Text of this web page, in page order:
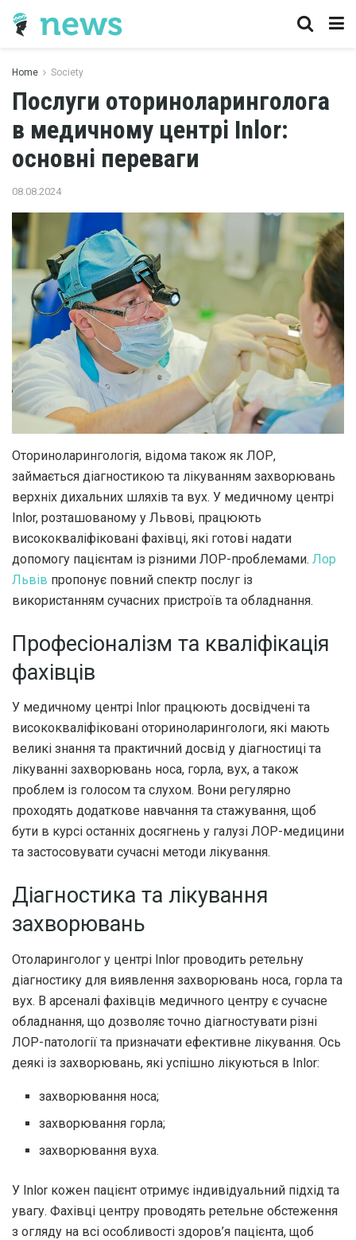
Home Society
Послуги оториноларинголога
в медичному центрі Inlor:
основні переваги
08.08.2024
Оториноларингологія, відома також як ЛОР,
займається діагностикою та лікуванням захворювань
верхніх дихальних шляхів та вух. У медичному центрі
Inlor, розташованому у Львові, працюють
висококваліфіковані фахівці, які готові надати
допомогу пацієнтам із різними ЛОР-проблемами. Лор
Львів пропонує повний спектр послуг із
використанням сучасних пристроїв та обладнання.
Професіоналізм та кваліфікація
фахівців
У медичному центрі Inlor працюють досвідчені та
висококваліфіковані оториноларингологи, які мають
великі знання та практичний досвід у діагностиці та
лікуванні захворювань носа, горла, вух, а також
проблем із голосом та слухом. Вони регулярно
проходять додаткове навчання та стажування, щоб
бути в курсі останніх досягнень у галузі ЛОР-медицини
та застосовувати сучасні методи лікування.
Діагностика та лікування
захворювань
Отоларинголог у центрі Inlor проводить ретельну
діагностику для виявлення захворювань носа, горла та
вух. В арсеналі фахівців медичного центру є сучасне
обладнання, що дозволяє точно діагностувати різні
ЛОР-патології та призначати ефективне лікування. Ось
деякі із захворювань, які успішно лікуються в Inlor:
захворювання носа;
захворювання горла;
захворювання вуха.
У Inlor кожен пацієнт отримує індивідуальний підхід та
увагу. Фахівці центру проводять ретельне обстеження
з огляду на всі особливості здоров’я пацієнта, щоб